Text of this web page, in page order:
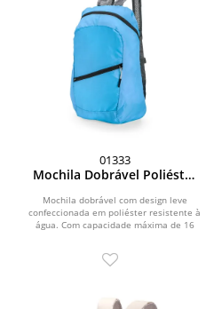
01333
Mochila Dobrável Poliéster
Mochila dobrável com design leve
confeccionada em poliéster resistente à
água. Com capacidade máxima de 16